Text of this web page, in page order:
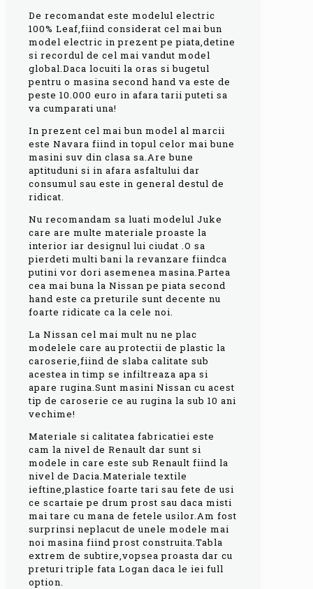
De recomandat este modelul electric
100% Leaf,fiind considerat cel mai bun
model electric in prezent pe piata,detine
si recordul de cel mai vandut model
global.Daca locuiti la oras si bugetul
pentru o masina second hand va este de
peste 10.000 euro in afara tarii puteti sa
va cumparati una!
In prezent cel mai bun model al marcii
este Navara fiind in topul celor mai bune
masini suv din clasa sa.Are bune
aptituduni si in afara asfaltului dar
consumul sau este in general destul de
ridicat.
Nu recomandam sa luati modelul Juke
care are multe materiale proaste la
interior iar designul lui ciudat .O sa
pierdeti multi bani la revanzare fiindca
putini vor dori asemenea masina.Partea
cea mai buna la Nissan pe piata second
hand este ca preturile sunt decente nu
foarte ridicate ca la cele noi.
La Nissan cel mai mult nu ne plac
modelele care au protectii de plastic la
caroserie,fiind de slaba calitate sub
acestea in timp se infiltreaza apa si
apare rugina.Sunt masini Nissan cu acest
tip de caroserie ce au rugina la sub 10 ani
vechime!
Materiale si calitatea fabricatiei este
cam la nivel de Renault dar sunt si
modele in care este sub Renault fiind la
nivel de Dacia.Materiale textile
ieftine,plastice foarte tari sau fete de usi
ce scartaie pe drum prost sau daca misti
mai tare cu mana de fetele usilor.Am fost
surprinsi neplacut de unele modele mai
noi masina fiind prost construita.Tabla
extrem de subtire,vopsea proasta dar cu
preturi triple fata Logan daca le iei full
option.